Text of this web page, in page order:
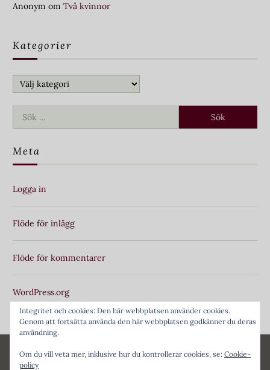
Anonym om Två kvinnor
Kategorier
Kategorier
efter:
Meta
Logga in
Flöde för inlägg
Flöde för kommentarer
WordPress.org
© 2026 Morgonluft
Integritet och cookies: Den här webbplatsen använder cookies.
Genom att fortsätta använda den här webbplatsen godkänner du deras
användning.
Om du vill veta mer, inklusive hur du kontrollerar cookies, se: Cookie-
policy